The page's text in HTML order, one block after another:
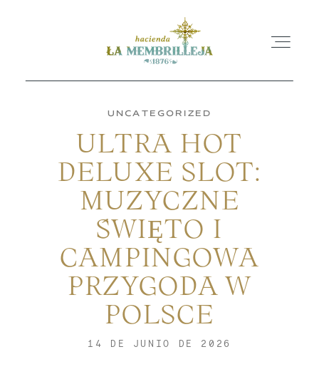
INICIO
LA HACIENDA
ESPACIOS
BLOG
UNCATEGORIZED
ULTRA HOT
DELUXE SLOT:
MUZYCZNE
ŚWIĘTO I
CAMPINGOWA
PRZYGODA W
POLSCE
14 DE JUNIO DE 2026